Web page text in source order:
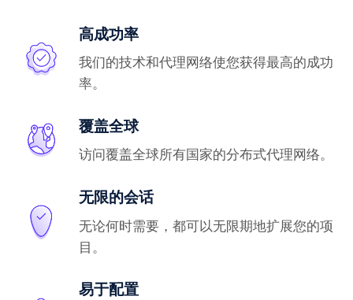
高成功率
我们的技术和代理网络使您获得最高的成功
率。
覆盖全球
访问覆盖全球所有国家的分布式代理网络。
无限的会话
无论何时需要，都可以无限期地扩展您的项
目。
易于配置